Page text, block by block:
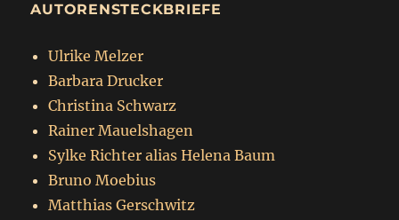
AUTORENSTECKBRIEFE
Ulrike Melzer
Barbara Drucker
Christina Schwarz
Rainer Mauelshagen
Sylke Richter alias Helena Baum
Bruno Moebius
Matthias Gerschwitz